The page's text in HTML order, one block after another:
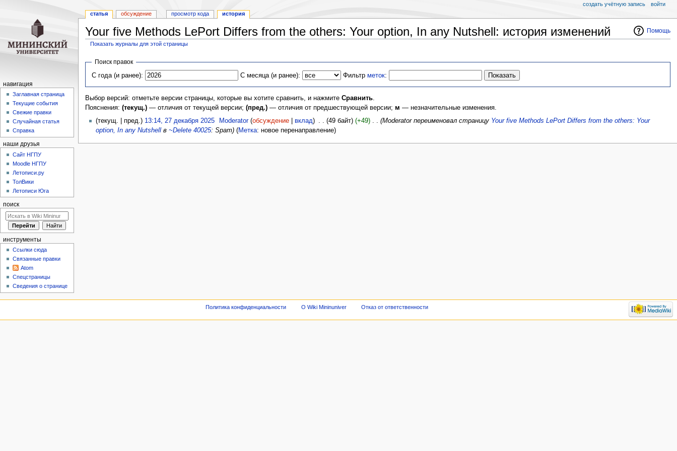
Помощь
Your five Methods LePort Differs from the others: Your option, In any Nutshell: история изменений
Показать журналы для этой страницы
Перейти
навигации
Перейти
поиску
Поиск правок
С года (и ранее):
С месяца (и ранее): Фильтрметок:
Выбор версий: отметьте версии страницы, которые вы хотите сравнить, и нажмите Сравнить.
Пояснения: (текущ.)— отличия от текущей версии; (пред.)— отличия от предшествующей версии; м — незначительные изменения.
(текущ. | пред.) 13:14, 27 декабря 2025‎ Moderator (обсуждение |вклад) . . (49 байт) (+49)‎ . . (Moderator переименовал страницу Your five Methods LePort Differs from the others: Your
option, In any Nutshellв ~Delete 40025: Spam) (Метка: новое перенаправление)
статья обсуждение просмотр кода история
создать учётную запись войти
навигация
Заглавная страница
Текущие события
Свежие правки
Случайная статья
Справка
наши друзья
Cайт НГПУ
Moodle НГПУ
Летописи.ру
ТолВики
Летописи Юга
поиск
инструменты
Ссылки сюда
Связанные правки
Atom
Спецстраницы
Сведения о странице
Политика конфиденциальности О Wiki Mininuniver Отказ от ответственности